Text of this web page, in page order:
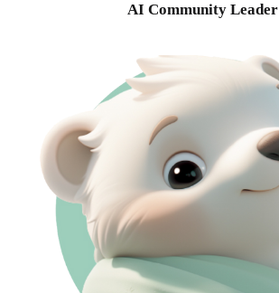
AI Community Leader